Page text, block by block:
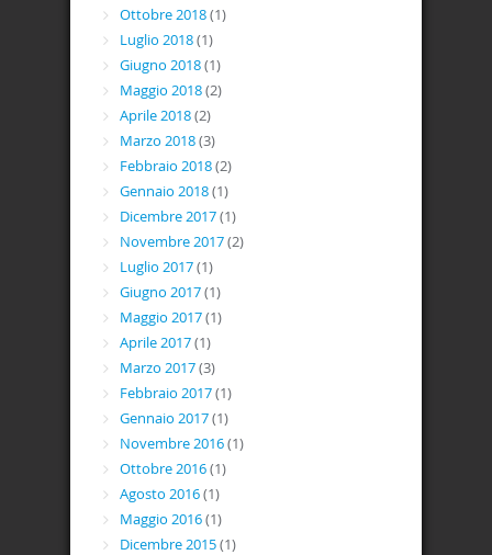
Ottobre 2018(1)
Luglio 2018(1)
Giugno 2018(1)
Maggio 2018(2)
Aprile 2018(2)
Marzo 2018(3)
Febbraio 2018(2)
Gennaio 2018(1)
Dicembre 2017(1)
Novembre 2017(2)
Luglio 2017(1)
Giugno 2017(1)
Maggio 2017(1)
Aprile 2017(1)
Marzo 2017(3)
Febbraio 2017(1)
Gennaio 2017(1)
Novembre 2016(1)
Ottobre 2016(1)
Agosto 2016(1)
Maggio 2016(1)
Dicembre 2015(1)